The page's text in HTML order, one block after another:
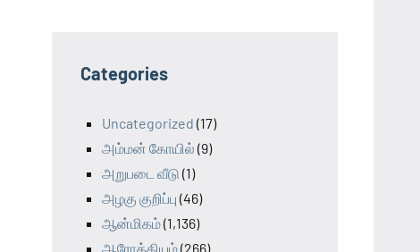
Categories
Uncategorized (17)
அம்மன் கோயில் (9)
அறுபடை வீடு (1)
அழகு குறிப்பு (46)
ஆன்மிகம்(1,136)
ஆரோக்கியம்(266)